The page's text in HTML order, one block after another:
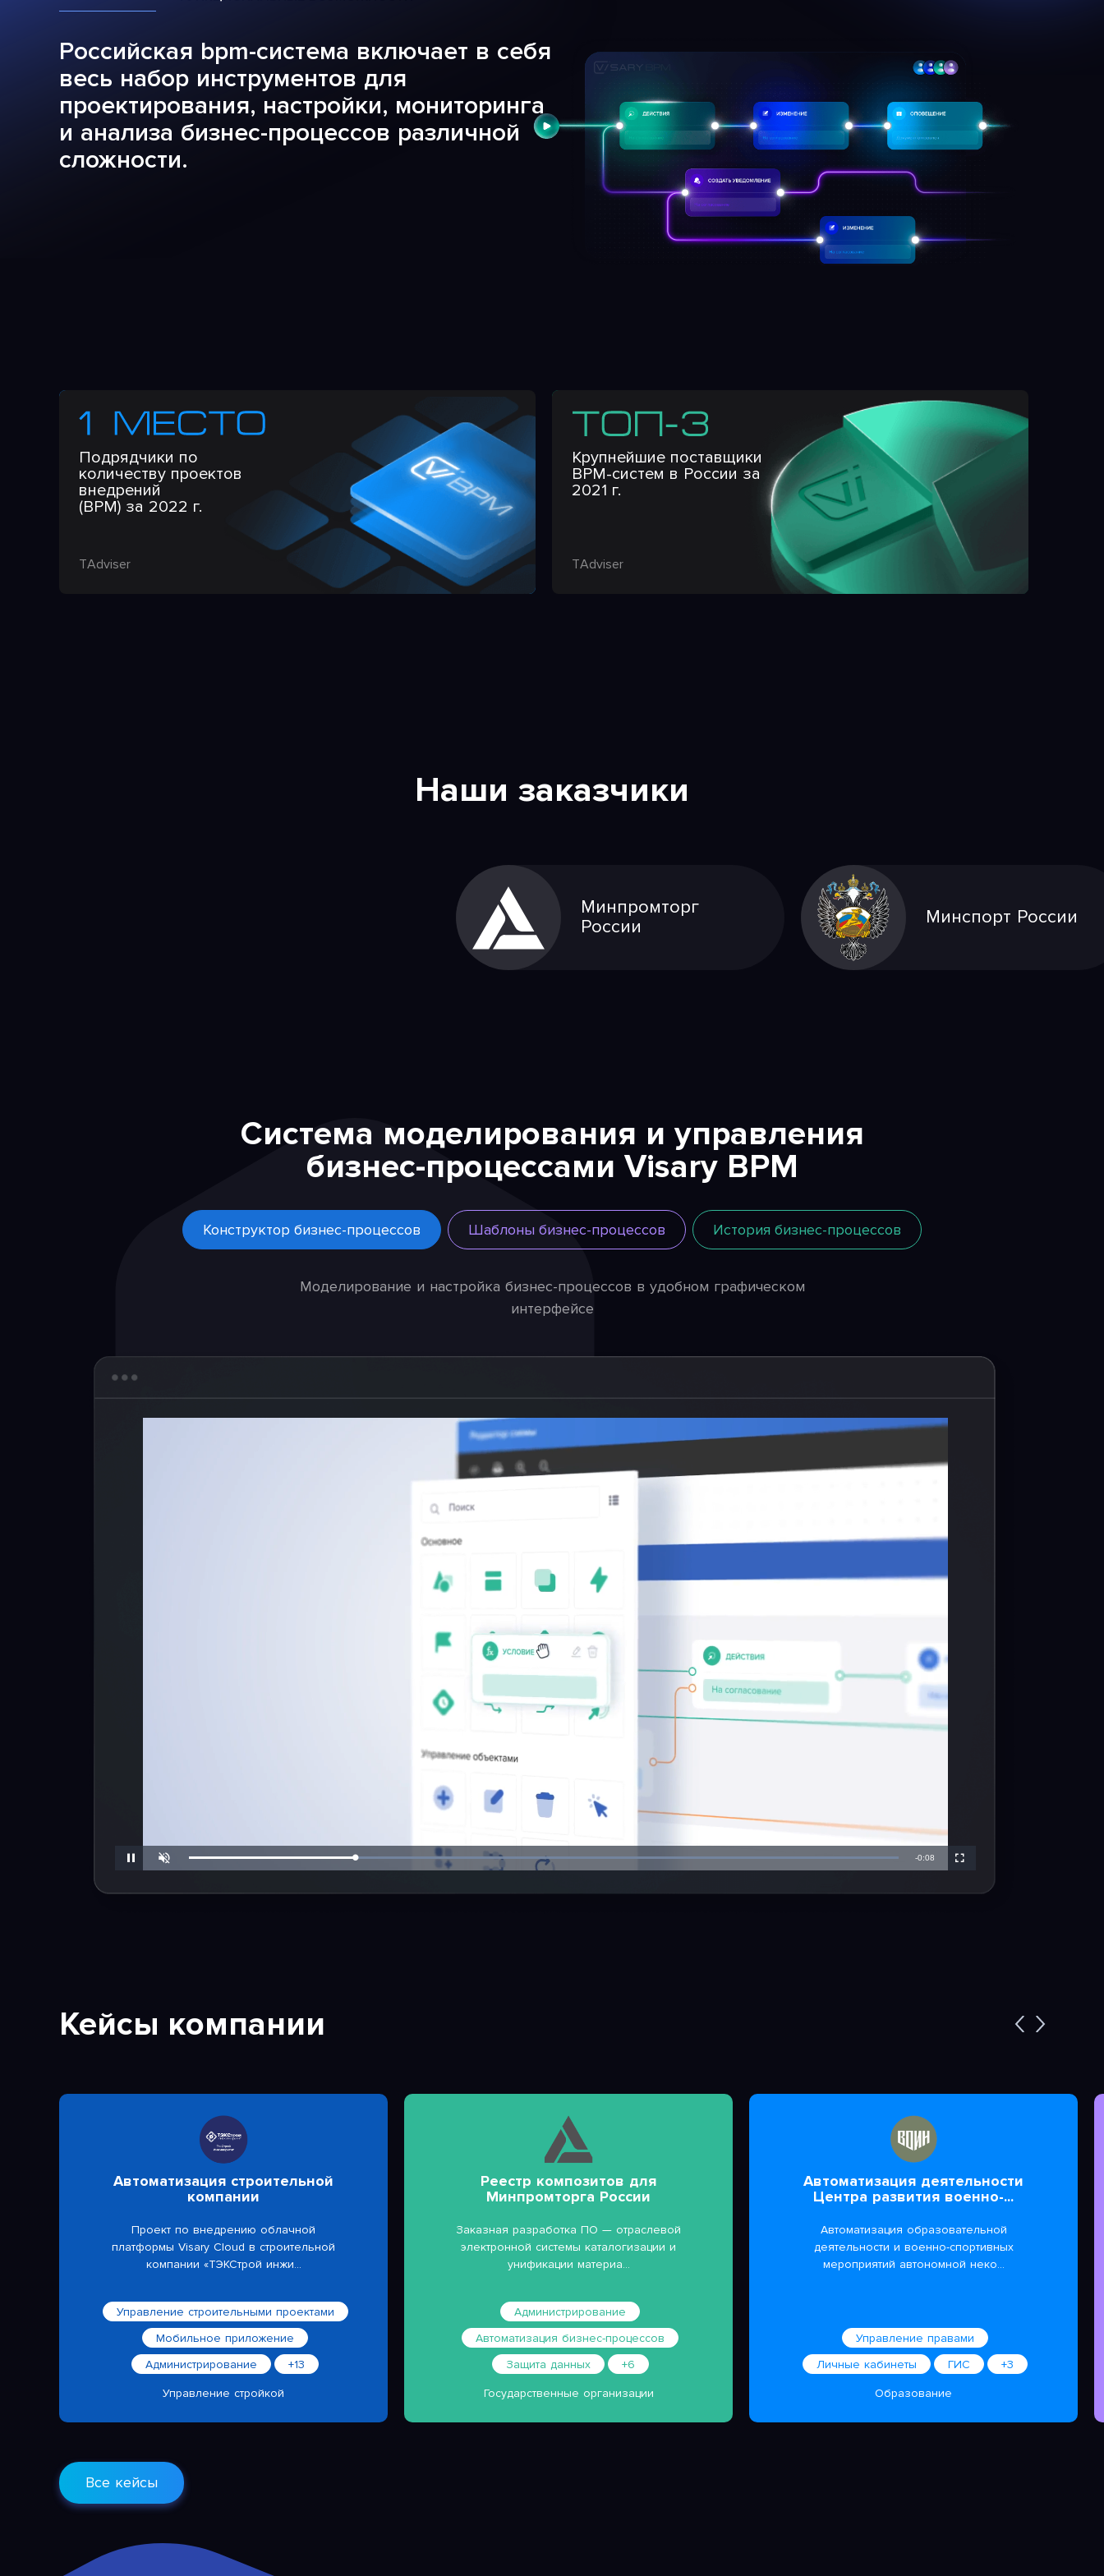
Российская bpm-система включает в себя
весь набор инструментов для
проектирования, настройки, мониторинга
и анализа бизнес-процессов различной
сложности.
Подрядчики по
количеству проектов
внедрений
(BPM) за 2022 г.
TАdviser
Крупнейшие поставщики
BPM-систем в России за
2021 г.
TАdviser
Наши заказчики
Минпромторг
России
Минспорт России
Система моделирования и управления
бизнес-процессами Visary BPM
Конструктор бизнес-процессов Шаблоны бизнес-процессов История бизнес-процессов
Моделирование и настройка бизнес-процессов в удобном графическом
интерфейсе
Unmute Loaded:
100.00%
Кейсы компании
Автоматизация строительной
компании
Проект по внедрению облачной
платформы Visary Cloud в строительной
компании «ТЭКСтрой инжи...
Управление строительными проектами
Мобильное приложение
Администрирование
+13
Управление стройкой
Реестр композитов для
Минпромторга России
Заказная разработка ПО — отраслевой
электронной системы каталогизации и
унификации материа...
Администрирование
Автоматизация бизнес-процессов
Защита данных
+6
Государственные организации
Автоматизация деятельности
Центра развития военно-...
Автоматизация образовательной
деятельности и военно-спортивных
мероприятий автономной неко...
Управление правами
Личные кабинеты
ГИС +3
Образование
Все кейсы